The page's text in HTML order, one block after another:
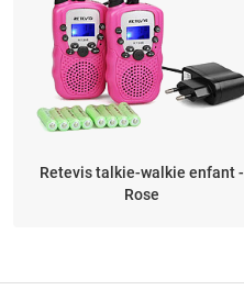
Retevis talkie-walkie enfant -
Rose